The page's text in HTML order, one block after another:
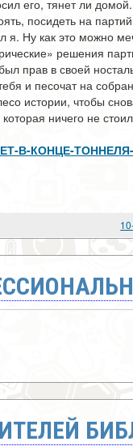
его, тянет ли
посидеть на
Ну как это можно
решения
прав в своей
и песо­чат на
истории, чтобы
ничего не
В-КОНЦЕ-ТОННЕЛЯ-